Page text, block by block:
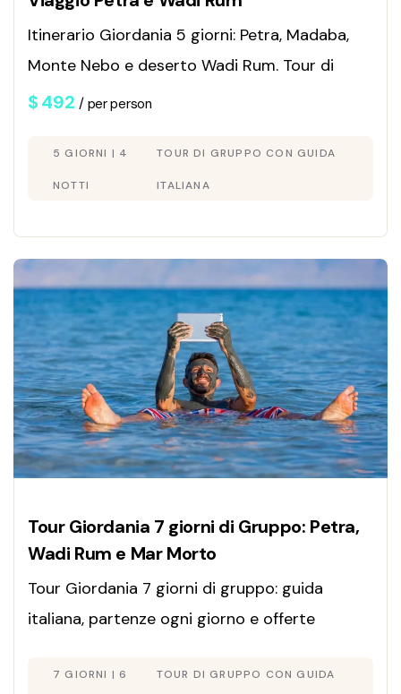
Itinerario Giordania 5 giorni: Petra, Madaba,
Monte Nebo e deserto Wadi Rum. Tour di
gruppo con guida italiana. Scopri le offerte!
$492/ per person
5 GIORNI | 4
NOTTI
TOUR DI GRUPPO CON GUIDA
ITALIANA
Tour Giordania 7 giorni di Gruppo: Petra,
Wadi Rum e Mar Morto
Tour Giordania 7 giorni di gruppo: guida
italiana, partenze ogni giorno e offerte
Mar Morto. Prenota subito!
7 GIORNI | 6 TOUR DI GRUPPO CON GUIDA